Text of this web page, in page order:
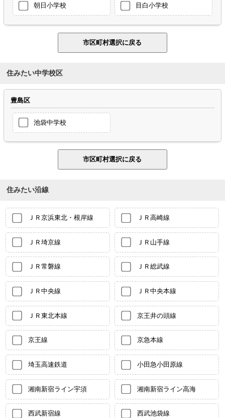
朝日小学校 目白小学校
住みたい中学校区
豊島区
池袋中学校
住みたい沿線
ＪＲ京浜東北・根岸線 ＪＲ高崎線
ＪＲ埼京線 ＪＲ山手線
ＪＲ常磐線 ＪＲ総武線
ＪＲ中央線 ＪＲ中央本線
ＪＲ東北本線 京王井の頭線
京王線 京急本線
埼玉高速鉄道 小田急小田原線
湘南新宿ライン宇須 湘南新宿ライン高海
西武新宿線 西武池袋線